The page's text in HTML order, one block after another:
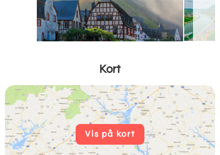
Kort
Vis på kort